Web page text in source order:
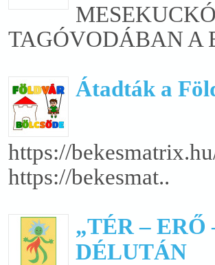
TAGÓVODÁBAN A
Átadták a
https://
https://bekesmat..
„TÉR –
DÉLUTÁN